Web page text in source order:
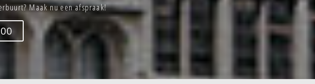
Maak nu een afspraak!